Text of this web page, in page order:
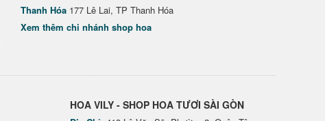
Thanh Hóa 177 Lê Lai, TP Thanh Hóa
Xem thêm chi nhánh shop hoa
HOA VILY - SHOP HOA TƯƠI SÀI GÒN